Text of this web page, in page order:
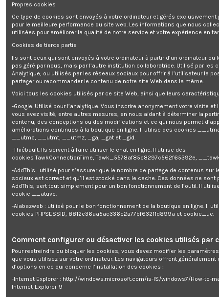
Ajouter au panier
ASPIRATEUR EAU ET POUSSIERES 150
Enim quis fugiat consequat elit minim nisi eu occaecat occaecat
deserunt aliquip nisi ex deserunt.
Description
Détails du produit
Cuve: 50L INOX
Aspiration max: 15,5KPA
Soufflerie: 50L/sec
Equipé de 2 petites roues pivotantes et 2 grandes roues à l\'arrière
Livré avec accessoires
Propres cookies
Ce type de cookies sont envoyés à votre ordinateur et gérés exclusivement
pour le meilleure performance du site web. Les informations que nous
utilisées pour améliorer la qualité de notre service et votre expérience en
Cookies de tierce partie
Ils sont ceux qui sont envoyés à votre ordinateur à partir d’un ordinateur ou
pas géré par nous, mais par l’autre institution collaboratrice. Utilisé par les
Analytique, ou utilisés par les réseaux sociaux pour offrir à l’utilisateur la
partager ou recommander le contenu de notre site Web dans la même.
Voici tous les cookies utilisés par ce site Web, ainsi que leurs
-Google. Utilisé pour l’analytique. Vous inscrire anonymement votre visite et
vous avez visité, entre autres mesures, en nous aidant à déterminer la
contenu, des conceptions ou des modifications et ce qui nous permet
améliorations continues à la boutique en ligne. Il utilise des cookies
__utmc, __utmt, __utmz, _ga, _gat et _gid.
-Thiébault. Ils servent à faire utiliser le chat en ligne. Il utilise des
cookies TawkConnectionTime, Tawk_5578af85c8297c562f65392e,
-AddThis : utilisé pour s’assurer que le nombre de partage de contenus sur
sociaux est correct et qu’il est stocké dans le cache. Ces données ne sont
AddThis, sert tout simplement pour un bon fonctionnement de l’outil. Il
cookie __atuvc.
-Alabazweb : utilisé pour le bon fonctionnement de la boutique en ligne. Il
cookies PHPSESSID, 8812c36aa5ae336c2a77bf63211d899a et cookie_ue.
Comment configurer ou désactiver les cookies utilisés par
Pour restreindre ou bloquer les cookies, vous devez modifier les
que vous utilisez sur votre ordinateur. Les navigateurs offrent généralement
d’options en ce qui concerne l’installation des cookies :
-Internet Explorer : http://windows.microsoft.com/is-IS/windows7/How-to-
Internet-Explorer-9